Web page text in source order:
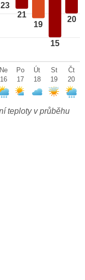
23
21
19
15
20
Ne
16
Po
17
Út
18
St
19
Čt
20
teploty v průběhu